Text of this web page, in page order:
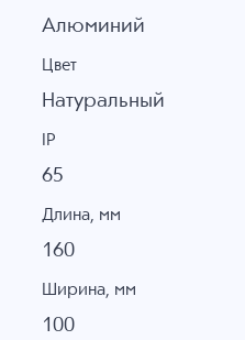
Алюминий
Цвет
Натуральный
IP
65
Длина, мм
160
Ширина, мм
100